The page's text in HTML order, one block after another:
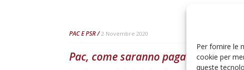
Per fornire le
cookie per
queste
PAC E PSR 2 Novembre 2020
Pac, come saranno pagati gli